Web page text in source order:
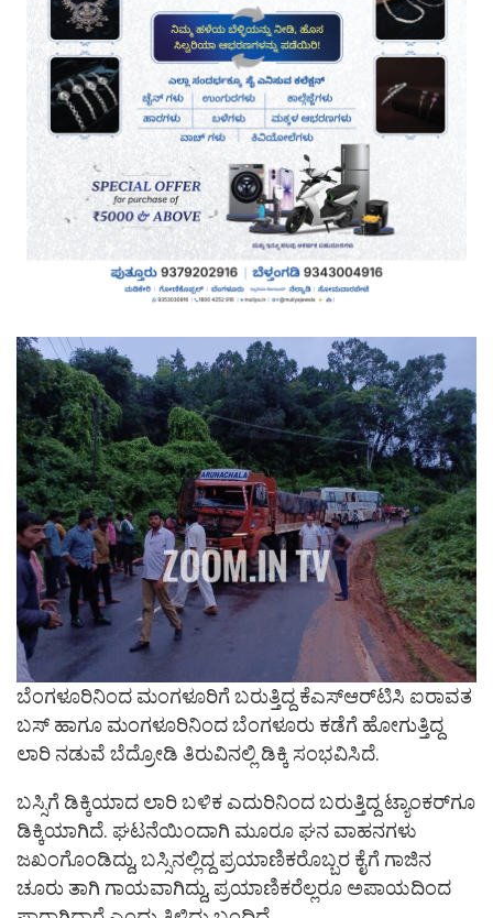
ಬೆಂಗಳೂರಿನಿಂದ ಮಂಗಳೂರಿಗೆ ಬರುತ್ತಿದ್ದ ಕೆಎಸ್‌ಆರ್‌ಟಿಸಿ ಐರಾವತ
ಬಸ್ ಹಾಗೂ ಮಂಗಳೂರಿನಿಂದ ಬೆಂಗಳೂರು ಕಡೆಗೆ ಹೋಗುತ್ತಿದ್ದ
ಲಾರಿ ನಡುವೆ ಬೆದ್ರೋಡಿ ತಿರುವಿನಲ್ಲಿ ಡಿಕ್ಕಿ ಸಂಭವಿಸಿದೆ.
ಬಸ್ಸಿಗೆ ಡಿಕ್ಕಿಯಾದ ಲಾರಿ ಬಳಿಕ ಎದುರಿನಿಂದ ಬರುತ್ತಿದ್ದ ಟ್ಯಾಂಕರ್‌ಗೂ
ಡಿಕ್ಕಿಯಾಗಿದೆ. ಘಟನೆಯಿಂದಾಗಿ ಮೂರೂ ಘನ ವಾಹನಗಳು
ಜಖಂಗೊಂಡಿದ್ದು, ಬಸ್ಸಿನಲ್ಲಿದ್ದ ಪ್ರಯಾಣಿಕರೊಬ್ಬರ ಕೈಗೆ ಗಾಜಿನ
ಚೂರು ತಾಗಿ ಗಾಯವಾಗಿದ್ದು, ಪ್ರಯಾಣಿಕರೆಲ್ಲರೂ ಅಪಾಯದಿಂದ